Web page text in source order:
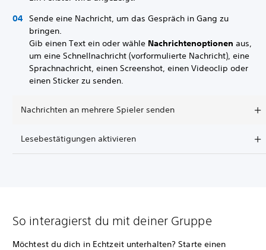
Sende eine Nachricht, um das Gespräch in Gang zu
bringen.
Gib einen Text ein oder wähle Nachrichtenoptionen aus,
um eine Schnellnachricht (vorformulierte Nachricht), eine
Sprachnachricht, einen Screenshot, einen Videoclip oder
einen Sticker zu senden.
Nachrichten an mehrere Spieler senden
Lesebestätigungen aktivieren
So interagierst du mit deiner Gruppe
Möchtest du dich in Echtzeit unterhalten? Starte einen